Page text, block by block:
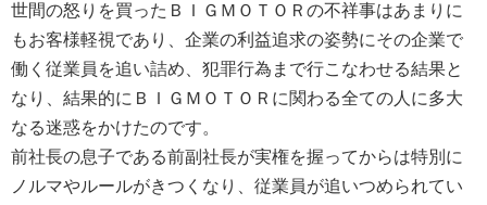
世間の怒りを買ったＢＩＧＭＯＴＯＲの不祥事はあまりに
もお客様軽視であり、企業の利益追求の姿勢にその企業で
働く従業員を追い詰め、犯罪行為まで行こなわせる結果と
なり、結果的にＢＩＧＭＯＴＯＲに関わる全ての人に多大
なる迷惑をかけたのです。
前社長の息子である前副社長が実権を握ってからは特別に
ノルマやルールがきつくなり、従業員が追いつめられてい